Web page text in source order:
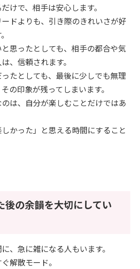
けで、相手は安心します。
ドよりも、引き際のきれいさが好
思ったとしても、相手の都合や気
、信頼されます。
たとしても、最後に少しでも無理
の印象が残ってしまいます。
は、自分が楽しむことだけではあ
かった」と思える時間にすること
後の余韻を大切にしてい
、急に雑になる人もいます。
解散モード。